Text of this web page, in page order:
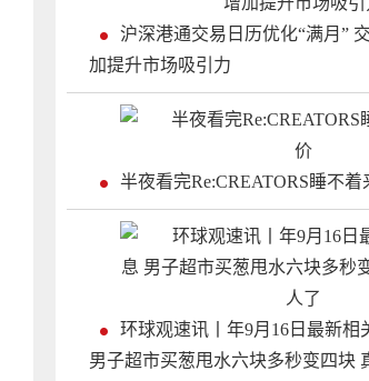
沪深港通交易日历优化“满月”
加提升市场吸引力
半夜看完Re:CREATORS睡不
环球观速讯丨年9月16日最新相
男子超市买葱甩水六块多秒变四块